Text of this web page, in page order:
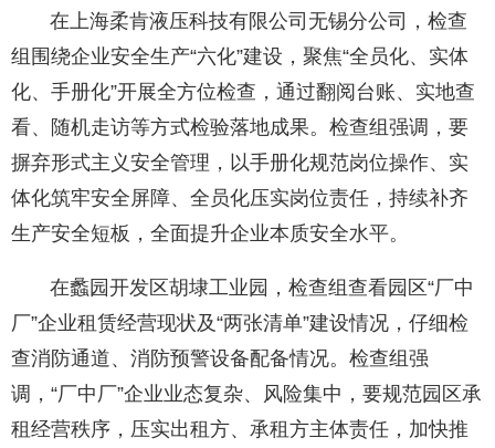
在上海柔肯液压科技有限公司无锡分公司，检查
组围绕企业安全生产“六化”建设，聚焦“全员化、实体
化、手册化”开展全方位检查，通过翻阅台账、实地查
看、随机走访等方式检验落地成果。检查组强调，要
摒弃形式主义安全管理，以手册化规范岗位操作、实
体化筑牢安全屏障、全员化压实岗位责任，持续补齐
生产安全短板，全面提升企业本质安全水平。
在蠡园开发区胡埭工业园，检查组查看园区“厂中
厂”企业租赁经营现状及“两张清单”建设情况，仔细检
查消防通道、消防预警设备配备情况。检查组强
调，“厂中厂”企业业态复杂、风险集中，要规范园区承
租经营秩序，压实出租方、承租方主体责任，加快推